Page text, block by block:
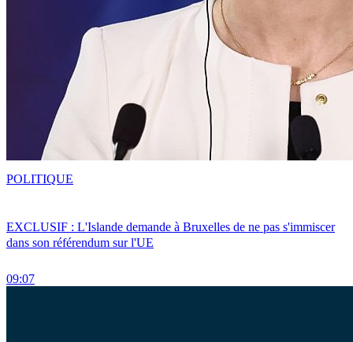
EXCLUSIF : L'Islande demande à Bruxelles de ne pas s'immiscer
dans son référendum sur l'UE
09:07
POLITIQUE